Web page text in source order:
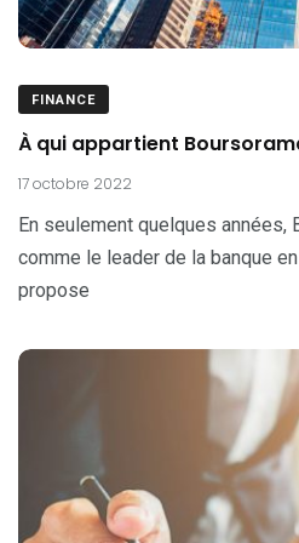
FINANCE
À qui appartient
17 octobre 2022
En seulement quelques années,
comme le leader de la banque
propose